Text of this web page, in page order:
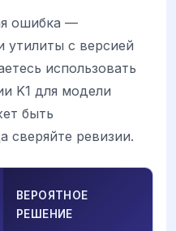
ошибка —
утилиты с версией
использовать
K1 для модели
быть
сверяйте ревизии.
ВЕРОЯТНОЕ
РЕШЕНИЕ